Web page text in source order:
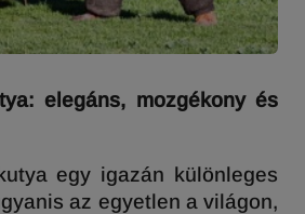
elegáns, mozgékony és
egy igazán különleges
az egyetlen a világon,